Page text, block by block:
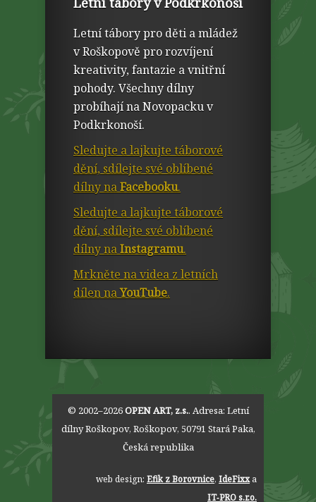
Letní tábory pro děti a mládež
v Roškopově pro rozvíjení
kreativity, fantazie a vnitřní
pohody. Všechny dílny
probíhají na Novopacku v
Podkrkonoší.
Sledujte a lajkujte táborové
dění, sdílejte své oblíbené
dílny naFacebooku.
Sledujte a lajkujte táborové
dění, sdílejte své oblíbené
dílny naInstagramu.
Mrkněte na videa z letních
dílen naYouTube.
© 2002–2026OPEN ART, z.s.. Adresa: Letní
dílny Roškopov, Roškopov, 50791 Stará Paka,
Česká republika
web design: Efik z Borovnice, IdeFixxa
IT‑PRO s.r.o.